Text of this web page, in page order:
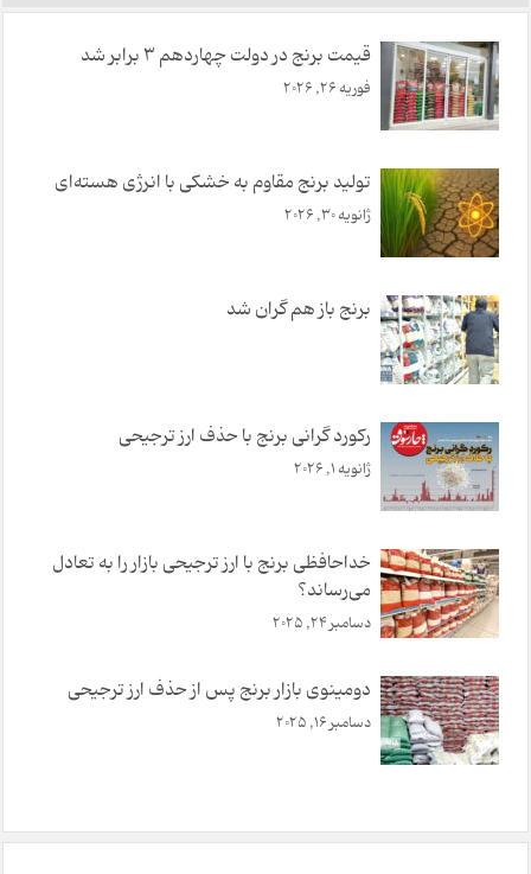
قیمت برنج در دولت چهاردهم 3 برابر شد
فوریه 26, 2026
تولید برنج مقاوم به خشکی با انرژی هسته‌ای
ژانویه 30, 2026
برنج باز هم گران شد
رکورد گرانی برنج با حذف ارز ترجیحی
ژانویه 1, 2026
خداحافظی برنج با ارز ترجیحی بازار را به تعادل
می‌رساند؟
دسامبر 24, 2025
دومینوی بازار برنج پس از حذف ارز ترجیحی
دسامبر 16, 2025